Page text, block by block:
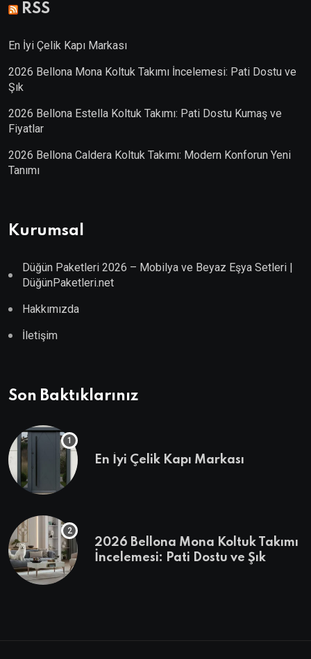
RSS
En İyi Çelik Kapı Markası
2026 Bellona Mona Koltuk Takımı İncelemesi: Pati Dostu ve
Şık
2026 Bellona Estella Koltuk Takımı: Pati Dostu Kumaş ve
Fiyatlar
2026 Bellona Caldera Koltuk Takımı: Modern Konforun Yeni
Tanımı
Kurumsal
Düğün Paketleri 2026 – Mobilya ve Beyaz Eşya Setleri |
DüğünPaketleri.net
Hakkımızda
İletişim
Son Baktıklarınız
En İyi Çelik Kapı Markası
2026 Bellona Mona Koltuk Takımı
İncelemesi: Pati Dostu ve Şık